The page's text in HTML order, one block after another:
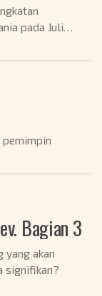
pada Juli
pemimpin
Bagian 3
yang akan
signifikan?